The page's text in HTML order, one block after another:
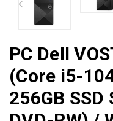
PC Dell
(Core i5-
256GB SSD